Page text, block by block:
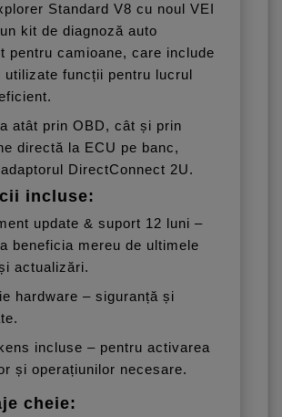
Standard V8 cu noul VEI
kit de diagnoză auto
pentru camioane, care include
utilizate funcții pentru lucrul
atât prin OBD, cât și prin
directă la ECU pe banc,
DirectConnect 2U.
incluse:
update & suport 12 luni –
beneficia mereu de ultimele
actualizări.
hardware – siguranță și
incluse – pentru activarea
și operațiunilor necesare.
cheie: